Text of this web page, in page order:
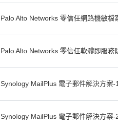
Palo Alto Networks 零信任網路機敏檔
Palo Alto Networks 零信任軟體即服務
Synology MailPlus 電子郵件解決方案-
Synology MailPlus 電子郵件解決方案-